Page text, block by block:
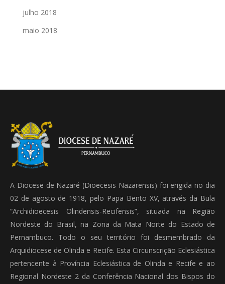
julho 2018
maio 2018
A Diocese de Nazaré (Dioecesis Nazarensis) foi erigida no dia
02 de agosto de 1918, pelo Papa Bento XV, através da Bula
“Archidioecesis Olindensis-Recifensis”, situada na Região
Nordeste do Brasil, na Zona da Mata Norte do Estado de
Pernambuco. Todo o seu território foi desmembrado da
Arquidiocese de Olinda e Recife. Esta Circunscrição Eclesiástica
pertencente à Província Eclesiástica de Olinda e Recife e ao
Regional Nordeste 2 da Conferência Nacional dos Bispos do